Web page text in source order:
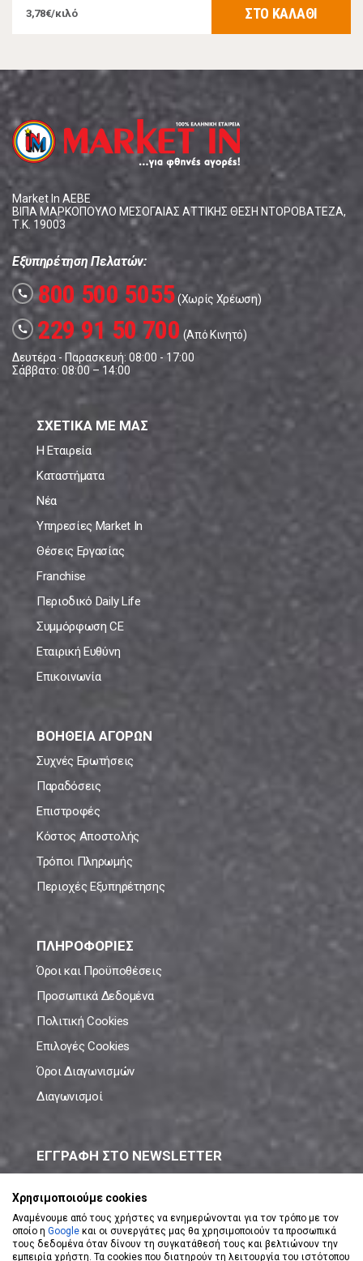
3,78€/κιλό ΣΤΟ ΚΑΛΑΘΙ
Market In ΑΕΒΕ
ΒΙΠΑ ΜΑΡΚΟΠΟΥΛΟ ΜΕΣΟΓΑΙΑΣ ΑΤΤΙΚΗΣ ΘΕΣΗ ΝΤΟΡΟΒΑΤΕΖΑ,
Τ.Κ. 19003
Εξυπηρέτηση Πελατών:
call 800 500 5055(Χωρίς Χρέωση)
call 229 91 50 700 (Από Κινητό)
Δευτέρα - Παρασκευή: 08:00 - 17:00
Σάββατο: 08:00 – 14:00
ΣΧΕΤΙΚΑ ΜΕ ΜΑΣ
Η Εταιρεία
Καταστήματα
Νέα
Υπηρεσίες Market In
Θέσεις Εργασίας
Franchise
Περιοδικό Daily Life
Συμμόρφωση CE
Εταιρική Ευθύνη
Επικοινωνία
ΒΟΗΘΕΙΑ ΑΓΟΡΩΝ
Συχνές Ερωτήσεις
Παραδόσεις
Επιστροφές
Κόστος Αποστολής
Τρόποι Πληρωμής
Περιοχές Εξυπηρέτησης
ΠΛΗΡΟΦΟΡΙΕΣ
Όροι και Προϋποθέσεις
Προσωπικά Δεδομένα
Πολιτική Cookies
Επιλογές Cookies
Όροι Διαγωνισμών
Διαγωνισμοί
ΕΓΓΡΑΦΗ ΣΤΟ NEWSLETTER
Χρησιμοποιούμε cookies
Αναμένουμε από τους χρήστες να ενημερώνονται για τον τρόπο με τον
οποίο η Google και οι συνεργάτες μας θα χρησιμοποιούν τα προσωπικά
τους δεδομένα όταν δίνουν τη συγκατάθεσή τους και βελτιώνουν την
εμπειρία χρήστη. Τα cookies που διατηρούν τη λειτουργία του ιστότοπου